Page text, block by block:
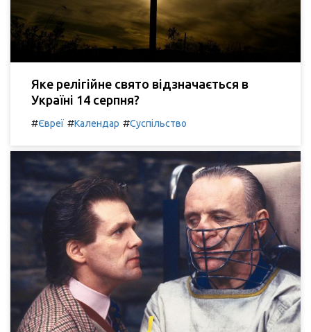
Яке релігійне свято відзначається в
Україні 14 серпня?
#Євреї #Календар #Суспільство